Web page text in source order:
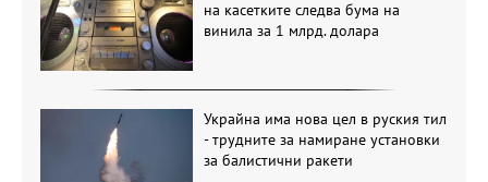
на касетките следва бума на
винила за 1 млрд. долара
Украйна има нова цел в руския тил
- трудните за намиране установки
за балистични ракети